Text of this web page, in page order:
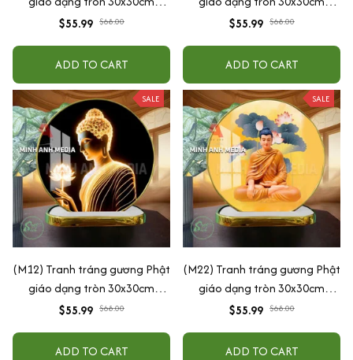
(Tặng đế để bàn)
$55.99 $68.00
ADD TO CART
(Tặng đế để bàn)
$55.99 $68.00
ADD TO CART
SALE
(M12) Tranh tráng gương Phật
giáo dạng tròn 30x30cm
(Tặng đế để bàn)
$55.99 $68.00
ADD TO CART
SALE
(M22) Tranh tráng gương Phật
giáo dạng tròn 30x30cm
(Tặng đế để bàn)
$55.99 $68.00
ADD TO CART